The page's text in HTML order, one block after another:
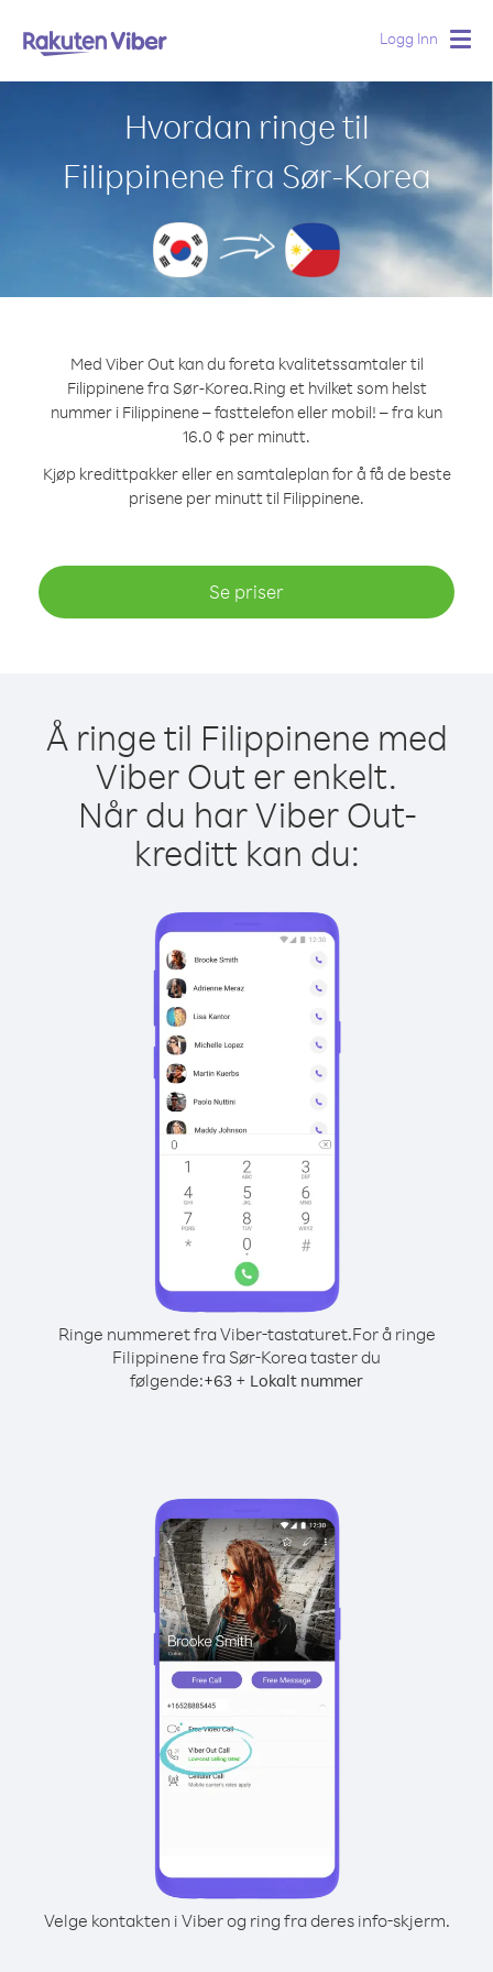
Logg Inn
Hvordan ringe til
Filippinene fra Sør-Korea
Med Viber Out kan du foreta kvalitetssamtaler til
Filippinene fra Sør-Korea.Ring et hvilket som helst
nummer i Filippinene – fasttelefon eller mobil! – fra kun
16.0 ¢ per minutt.
Kjøp kredittpakker eller en samtaleplan for å få de beste
prisene per minutt til Filippinene.
Se priser
Å ringe til Filippinene med
Viber Out er enkelt.
Når du har Viber Out-
kreditt kan du:
Ringe nummeret fra Viber-tastaturet.For å ringe
Filippinene fra Sør-Korea taster du
følgende:+63 + Lokalt nummer
Velge kontakten i Viber og ring fra deres info-skjerm.